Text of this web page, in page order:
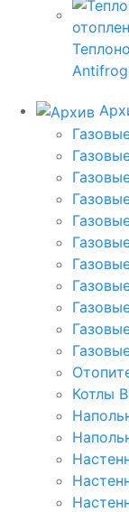
Котлы